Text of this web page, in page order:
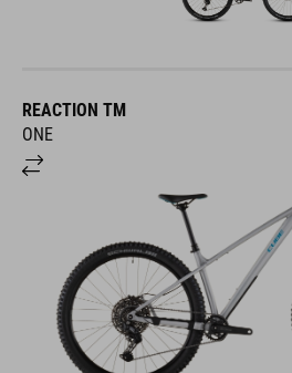
REACTION TM
ONE